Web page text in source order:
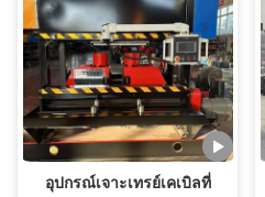
อุปกรณ์เจาะเทรย์เคเบิลที่